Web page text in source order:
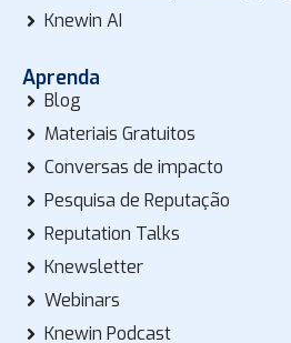
Knewin AI
Aprenda
Blog
Materiais Gratuitos
Conversas de impacto
Pesquisa de Reputação
Reputation Talks
Knewsletter
Webinars
Knewin Podcast